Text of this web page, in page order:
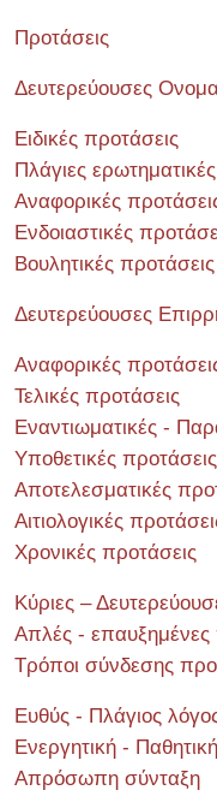
Προτάσεις
Δευτερεύουσες
Ειδικές προτάσεις
Πλάγιες
Αναφορικές
Ενδοιαστικές
Βουλητικές προτάσεις
Δευτερεύουσες
Αναφορικές
Τελικές προτάσεις
Εναντιωματικές -
Υποθετικές προτάσεις
Αποτελεσματικές
Αιτιολογικές
Χρονικές προτάσεις
Κύριες –
Απλές - επαυξημένες
Τρόποι σύνδεσης
Ευθύς - Πλάγιος
Ενεργητική -
Απρόσωπη σύνταξη